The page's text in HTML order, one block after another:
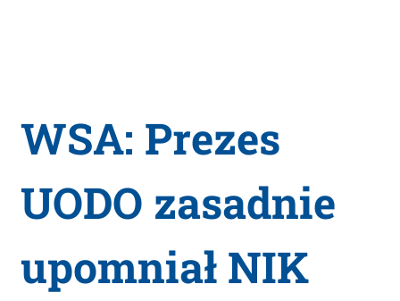
WSA: Prezes
UODO zasadnie
upomniał NIK